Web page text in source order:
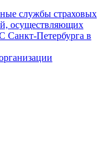
службы страховых
осуществляющих
Санкт-Петербурга в